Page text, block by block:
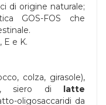
di origine naturale;
GOS-FOS che
E e K.
colza, girasole),
siero di
latte
oligosaccaridi da